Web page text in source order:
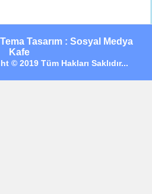
Tasarım : Sosyal Medya
Kafe
© 2019 Tüm Hakları Saklıdır...